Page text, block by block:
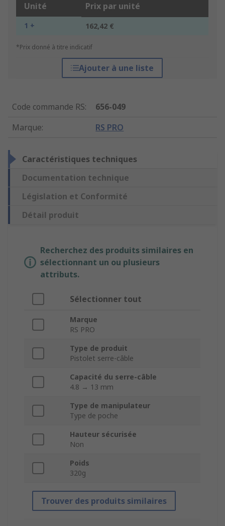
Unité Prix par unité
1 + 162,42 €
*Prix donné à titre indicatif
Ajouter à une liste
Code commande RS:
656-049
Marque: RS PRO
Caractéristiques techniques
Documentation technique
Législation et Conformité
Détail produit
Recherchez des produits similaires en
sélectionnant un ou plusieurs
attributs.
Sélectionner tout
Marque
RS PRO
Type de produit
Pistolet serre-câble
Capacité du serre-câble
4.8 → 13 mm
Type de manipulateur
Type de poche
Hauteur sécurisée
Non
Poids
320g
Trouver des produits similaires